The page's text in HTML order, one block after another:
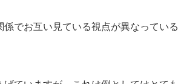
でお互い見ている視点が異なっている